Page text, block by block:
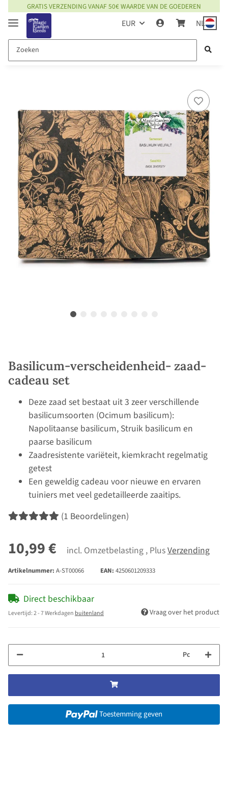
GRATIS VERZENDING VANAF 50€ WAARDE VAN DE GOEDEREN
EUR NL
Basilicum-verscheidenheid- zaad-
cadeau set
Deze zaad set bestaat uit 3 zeer verschillende
basilicumsoorten (Ocimum basilicum):
Napolitaanse basilicum, Struik basilicum en
paarse basilicum
Zaadresistente variëteit, kiemkracht regelmatig
getest
Een geweldig cadeau voor nieuwe en ervaren
tuiniers met veel gedetailleerde zaaitips.
(1 Beoordelingen)
10,99 € incl. Omzetbelasting , PlusVerzending
Artikelnummer: A-ST00066 EAN: 4250601209333
Direct beschikbaar
Levertijd:2 - 7 Werkdagen buitenland Vraag over het product
Pc
Toestemming geven